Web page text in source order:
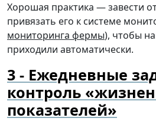
Хорошая практика — завести
привязать его к системе
мониторинга фермы), чтобы
приходили автоматически.
Ежедневные
контроль
показателей»